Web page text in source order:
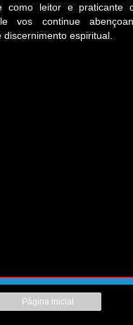
como leitor e praticante
vos continue
discernimento espiritual.
Página inicial